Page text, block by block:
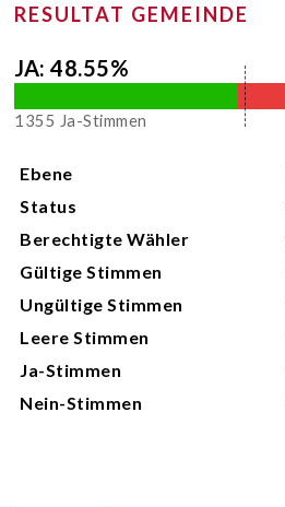
RESULTAT GEMEINDE
JA: 48.55%
1355 Ja-Stimmen
Abstimmungsprotokoll
Ebene
Status
Berechtigte Wähler
Gültige Stimmen
Ungültige Stimmen
Leere Stimmen
Ja-Stimmen
Nein-Stimmen